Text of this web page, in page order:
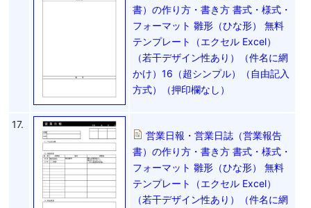
書）の作り方・書き方 書式・様式・
フォーマット 雛形（ひな形） 無料
テンプレート（エクセル Excel）
（若干デザイン性あり）（件名に網
かけ）16（超シンプル）（自由記入
方式）（押印欄なし）
17.
営業日報・営業日誌（営業報告
書）の作り方・書き方 書式・様式・
フォーマット 雛形（ひな形） 無料
テンプレート（エクセル Excel）
（若干デザイン性あり）（件名に網